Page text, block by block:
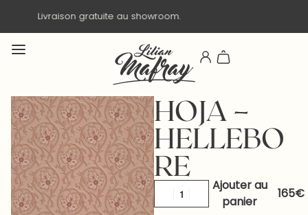
Livraison en 3 jours ouvrés.
HOJA –
HELLEBO
RE
Ajouter au
panier